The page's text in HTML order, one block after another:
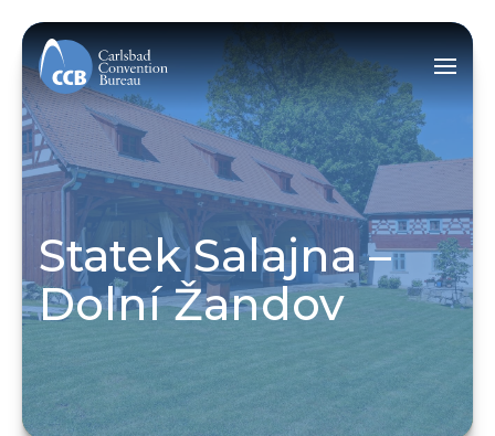
Statek Salajna –
Dolní Žandov